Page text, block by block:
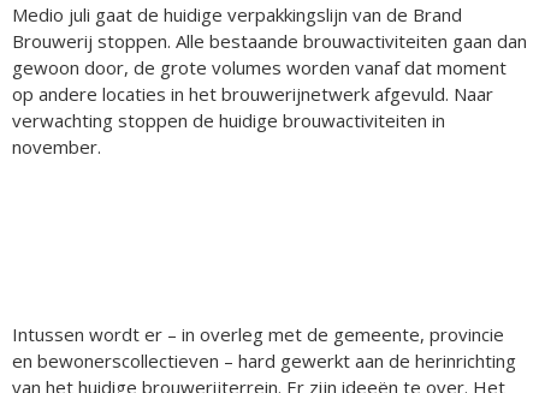
Medio juli gaat de huidige verpakkingslijn van de Brand
Brouwerij stoppen. Alle bestaande brouwactiviteiten gaan dan
gewoon door, de grote volumes worden vanaf dat moment
op andere locaties in het brouwerijnetwerk afgevuld. Naar
verwachting stoppen de huidige brouwactiviteiten in
november.
Intussen wordt er – in overleg met de gemeente, provincie
en bewonerscollectieven – hard gewerkt aan de herinrichting
van het huidige brouwerijterrein. Er zijn ideeën te over. Het